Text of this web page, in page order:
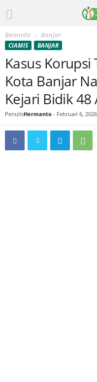
Beranda Banjar
CIAMIS BANJAR
Kasus Korupsi
Kota Banjar
Kejari Bidik
PenulisHermanto - Februari 6, 2026